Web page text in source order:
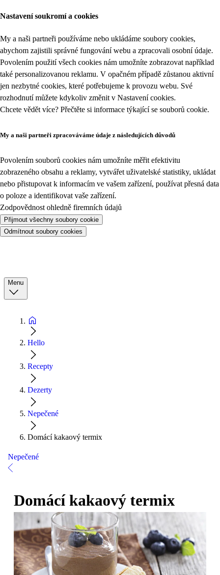
Nastavení soukromí a cookies
My a naši partneři používáme nebo ukládáme soubory cookies,
abychom zajistili správné fungování webu a zpracovali osobní údaje.
Povolením použití všech cookies nám umožníte zobrazovat například
také personalizovanou reklamu. V opačném případě zůstanou aktivní
jen nezbytné cookies, které potřebujeme k provozu webu. Své
rozhodnutí můžete kdykoliv změnit v Nastavení cookies.
Chcete vědět více? Přečtěte si informace týkající se souborů cookie.
My a naši partneři zpracováváme údaje z následujících důvodů
Povolením souborů cookies nám umožníte měřit efektivitu
zobrazeného obsahu a reklamy, vytvářet uživatelské statistiky, ukládat
nebo přistupovat k informacím ve vašem zařízení, používat přesná data
o poloze a identifikovat vaše zařízení.
Zodpovědnost ohledně firemních údajů
Přijmout všechny soubory cookie
Odmítnout soubory cookies
Menu
Hello
Recepty
Dezerty
Nepečené
Domácí kakaový termix
Nepečené
Domácí kakaový termix